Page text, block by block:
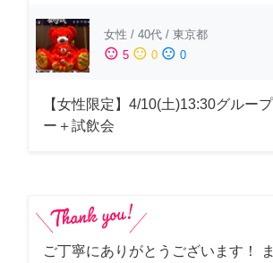
女性 / 40代 / 東京都
sentiment_satisfied 5 sentiment_neutral 0 sentiment_dissatisfied 0
【女性限定】4/10(土)13:30グルー
ー＋試飲会
ご丁寧にありがとうございます！